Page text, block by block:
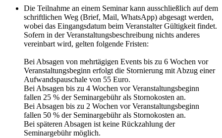
Die Teilnahme an einem Seminar kann ausschließlich auf dem
schriftlichen Weg (Brief, Mail, WhatsApp) abgesagt werden,
wobei das Eingangsdatum beim Veranstalter Gültigkeit findet.
Sofern in der Veranstaltungsbeschreibung nichts anderes
vereinbart wird, gelten folgende Fristen:
Bei Absagen von mehrtägigen Events bis zu 6 Wochen vor
Veranstaltungsbeginn erfolgt die Stornierung mit Abzug einer
Aufwandspauschale von 55 Euro.
Bei Absagen bis zu 4 Wochen vor Veranstaltungsbeginn
fallen 25 % der Seminargebühr als Stornokosten an.
Bei Absagen bis zu 2 Wochen vor Veranstaltungsbeginn
fallen 50 % der Seminargebühr als Stornokosten an.
Bei späteren Absagen ist keine Rückzahlung der
Seminargebühr möglich.